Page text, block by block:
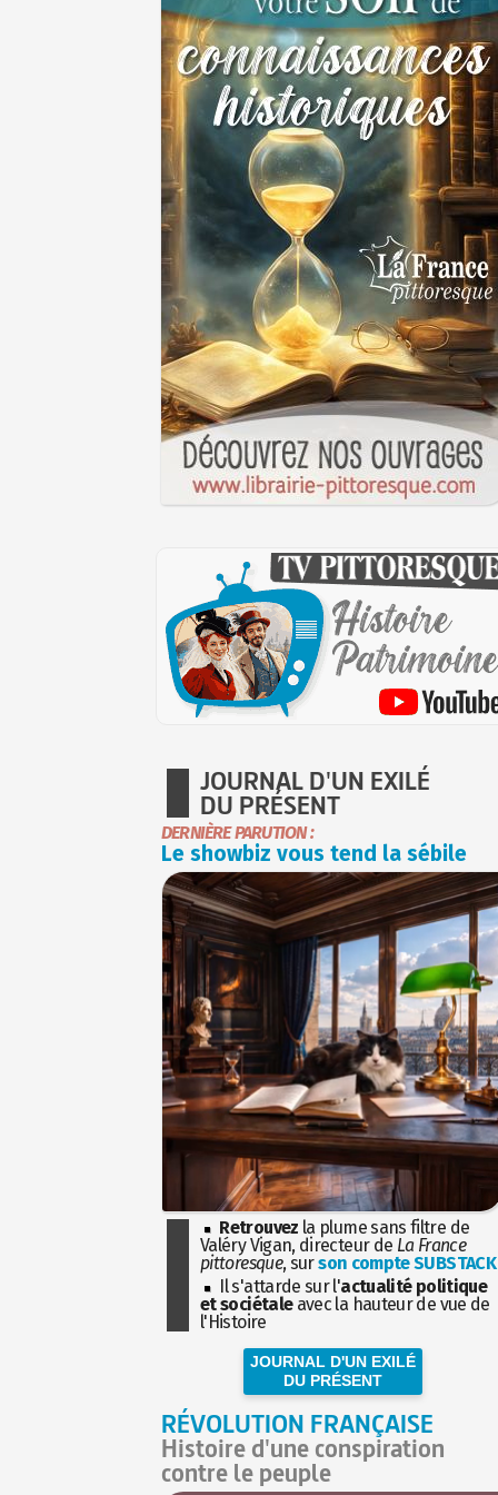
JOURNAL D'UN EXILÉ
DU PRÉSENT
DERNIÈRE PARUTION :
Le showbiz vous tend la sébile
Retrouvez la plume sans filtre de
Valéry Vigan, directeur de La France
pittoresque, surson compte SUBSTACK
Il s'attarde sur l'actualité politique
et sociétaleavec la hauteur de vue de
l'Histoire
JOURNAL D'UN EXILÉ
DU PRÉSENT
RÉVOLUTION FRANÇAISE
Histoire d'une conspiration
contre le peuple